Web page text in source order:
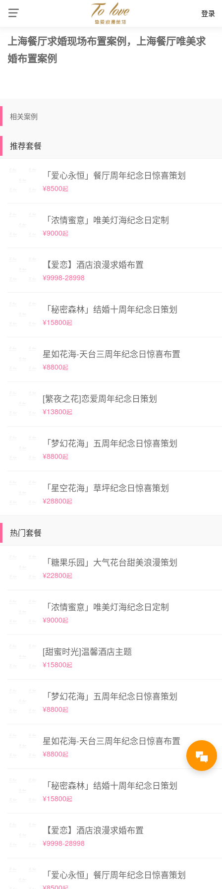
登录
上海餐厅求婚现场布置案例，上海餐厅唯美求
婚布置案例
相关案例
推荐套餐
「爱心永恒」餐厅周年纪念日惊喜策划
¥8500起
「浓情蜜意」唯美灯海纪念日定制
¥9000起
【爱恋】酒店浪漫求婚布置
¥9998-28998
「秘密森林」结婚十周年纪念日策划
¥15800起
星如花海-天台三周年纪念日惊喜布置
¥8800起
[繁夜之花]恋爱周年纪念日策划
¥13800起
「梦幻花海」五周年纪念日惊喜策划
¥8800起
「星空花海」草坪纪念日惊喜策划
¥28800起
热门套餐
「糖果乐园」大气花台甜美浪漫策划
¥22800起
「浓情蜜意」唯美灯海纪念日定制
¥9000起
[甜蜜时光]温馨酒店主题
¥15800起
「梦幻花海」五周年纪念日惊喜策划
¥8800起
星如花海-天台三周年纪念日惊喜布置
¥8800起
「秘密森林」结婚十周年纪念日策划
¥15800起
【爱恋】酒店浪漫求婚布置
¥9998-28998
「爱心永恒」餐厅周年纪念日惊喜策划